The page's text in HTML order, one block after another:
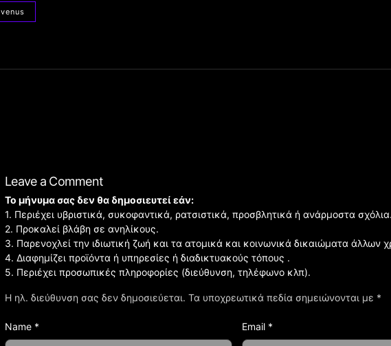
venus
Leave a Comment
Η ηλ. διεύθυνση σας δεν δημοσιεύεται. Τα υποχρεωτικά πεδία σημειώνονται με *
Το μήνυμα σας δεν θα δημοσιευτεί εάν:
1. Περιέχει υβριστικά, συκοφαντικά, ρατσιστικά, προσβλητικά ή ανάρμοστα
2. Προκαλεί βλάβη σε ανηλίκους.
3. Παρενοχλεί την ιδιωτική ζωή και τα ατομικά και κοινωνικά δικαιώματα άλλων
4. Διαφημίζει προϊόντα ή υπηρεσίες ή διαδικτυακούς τόπους .
5. Περιέχει προσωπικές πληροφορίες (διεύθυνση, τηλέφωνο κλπ).
Name * Email *